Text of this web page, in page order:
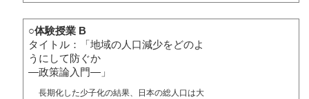
○体験授業 B
タイトル：「地域の人口減少をどのよ
うにして防ぐか
―政策論入門―」
長期化した少子化の結果、日本の総人口は大